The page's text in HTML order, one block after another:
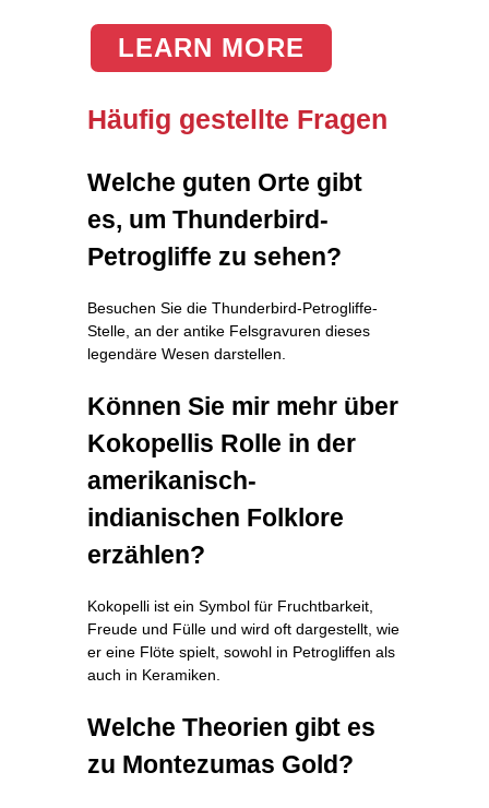
LEARN MORE
Häufig gestellte Fragen
Welche guten Orte gibt
es, um Thunderbird-
Petrogliffe zu sehen?
Besuchen Sie die Thunderbird-Petrogliffe-
Stelle, an der antike Felsgravuren dieses
legendäre Wesen darstellen.
Können Sie mir mehr über
Kokopellis Rolle in der
amerikanisch-
indianischen Folklore
erzählen?
Kokopelli ist ein Symbol für Fruchtbarkeit,
Freude und Fülle und wird oft dargestellt, wie
er eine Flöte spielt, sowohl in Petrogliffen als
auch in Keramiken.
Welche Theorien gibt es
zu Montezumas Gold?